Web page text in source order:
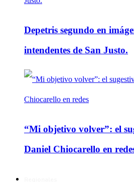
Depetris segundo en
intendentes de San Justo.
“Mi objetivo volver”: el
Daniel Chiocarello en